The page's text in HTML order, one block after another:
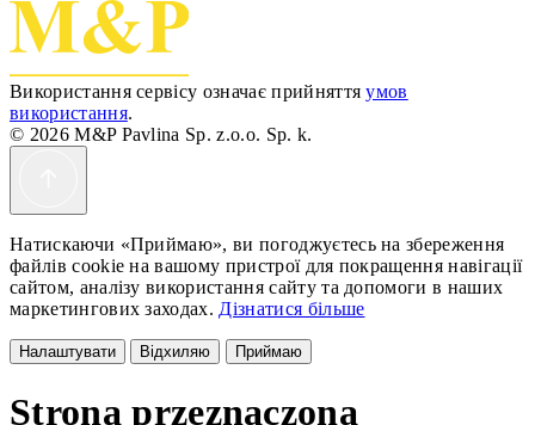
Використання сервісу означає прийняттяумов
використання.
© 2026 M&P Pavlina Sp. z.o.o. Sp. k.
Натискаючи «Приймаю», ви погоджуєтесь на збереження
файлів cookie на вашому пристрої для покращення навігації
сайтом, аналізу використання сайту та допомоги в наших
маркетингових заходах. Дізнатися більше
Налаштувати Відхиляю Приймаю
Strona przeznaczona